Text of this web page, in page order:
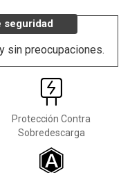
seguridad
sin preocupaciones.
Protección Contra
Sobredescarga